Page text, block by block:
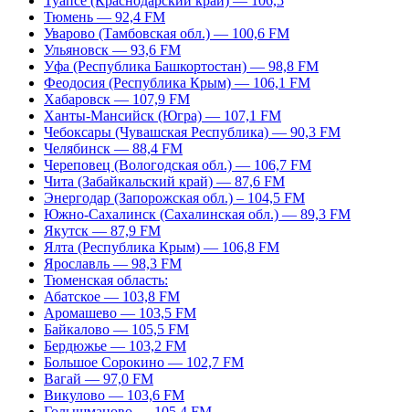
Тюмень — 92,4 FM
Уварово (Тамбовская обл.) — 100,6 FM
Ульяновск — 93,6 FM
Уфа (Республика Башкортостан) — 98,8 FM
Феодосия (Республика Крым) — 106,1 FM
Хабаровск — 107,9 FM
Ханты-Мансийск (Югра) — 107,1 FM
Чебоксары (Чувашская Республика) — 90,3 FM
Челябинск — 88,4 FM
Череповец (Вологодская обл.) — 106,7 FM
Чита (Забайкальский край) — 87,6 FM
Энергодар (Запорожская обл.) – 104,5 FM
Южно-Сахалинск (Сахалинская обл.) — 89,3 FM
Якутск — 87,9 FM
Ялта (Республика Крым) — 106,8 FM
Ярославль — 98,3 FM
Тюменская область:
Абатское — 103,8 FM
Аромашево — 103,5 FM
Байкалово — 105,5 FM
Бердюжье — 103,2 FM
Большое Сорокино — 102,7 FM
Вагай — 97,0 FM
Викулово — 103,6 FM